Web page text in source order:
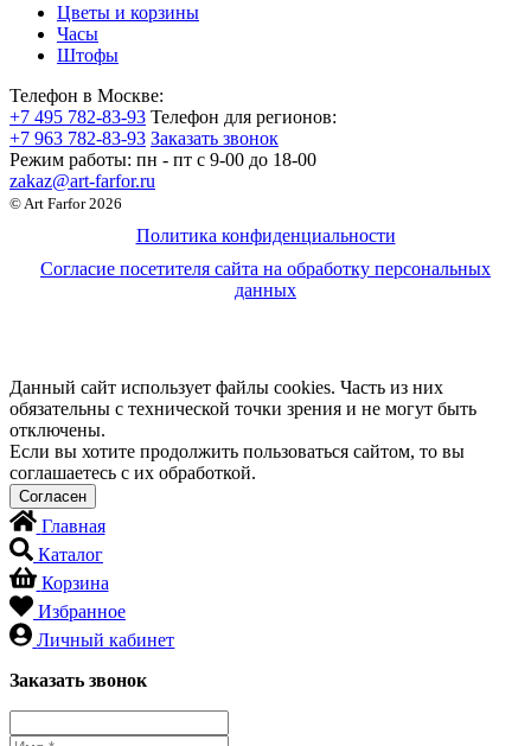
Цветы и корзины
Часы
Штофы
Телефон в Москве:
+7 495 782-83-93 Телефон для регионов:
+7 963 782-83-93 Заказать звонок
Режим работы: пн - пт c 9-00 до 18-00
zakaz@art-farfor.ru
© Art Farfor 2026
Политика конфиденциальности
Согласие посетителя сайта на обработку персональных
данных
Данный сайт использует файлы cookies. Часть из них
обязательны с технической точки зрения и не могут быть
отключены.
Если вы хотите продолжить пользоваться сайтом, то вы
соглашаетесь с их обработкой.
Главная
Каталог
Корзина
Избранное
Личный кабинет
Заказать звонок